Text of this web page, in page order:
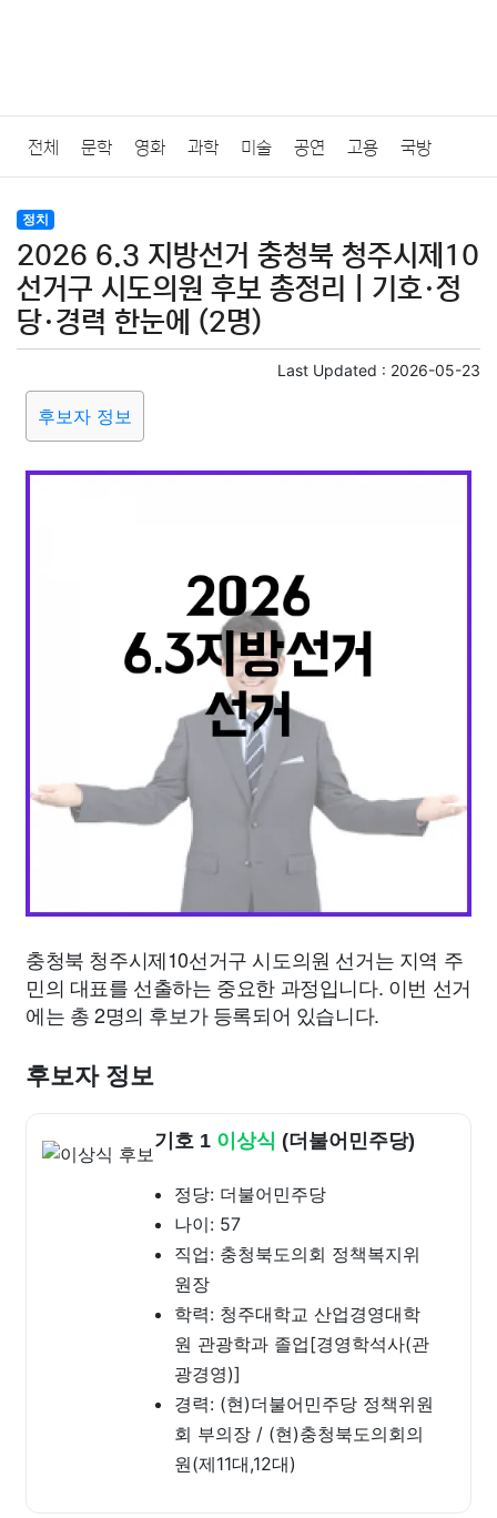
전체 문학 영화 과학 미술 공연 고용 국방
법률
질병 가요 방송 일상 주식 암호화폐 블록체인
결혼 육아 반려동물 패션
요리 상품리뷰
교육 교통 생활
정치
2026 6.3 지방선거 충청북 청주시제10
선거구 시도의원 후보 총정리｜기호·정
당·경력 한눈에 (2명)
Last Updated : 2026-05-23
후보자 정보
충청북 청주시제10선거구 시도의원 선거는 지역 주
민의 대표를 선출하는 중요한 과정입니다. 이번 선거
에는 총 2명의 후보가 등록되어 있습니다.
후보자 정보
기호 1 이상식 (더불어민주당)
정당: 더불어민주당
나이: 57
직업: 충청북도의회 정책복지위
원장
학력: 청주대학교 산업경영대학
원 관광학과 졸업[경영학석사(관
광경영)]
경력: (현)더불어민주당 정책위원
회 부의장 / (현)충청북도의회의
원(제11대,12대)